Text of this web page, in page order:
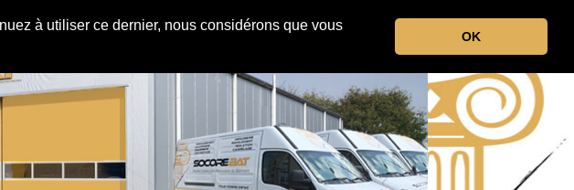
à utiliser ce dernier, nous considérons que vous
OK
le Tarn